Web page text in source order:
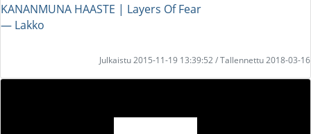
KANANMUNA HAASTE | Layers Of Fear
― Lakko
Julkaistu 2015-11-19 13:39:52 / Tallennettu 2018-03-16